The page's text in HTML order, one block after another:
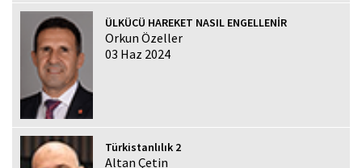
ÜLKÜCÜ HAREKET NASIL ENGELLENİR
Orkun Özeller
03 Haz 2024
Türkistanlılık 2
Altan Çetin